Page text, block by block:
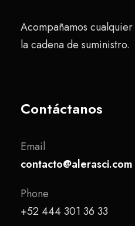
Acompañamos
la cadena de suministro.
Contáctanos
Email
contacto@alerasci.com
Phone
+52 444 301 36 33